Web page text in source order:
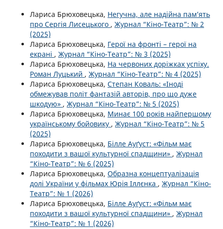
Лариса Брюховецька, Негучна, але надійна пам’ять
про Сергія Лисецького , Журнал “Кіно-Театр”: № 2
(2025)
Лариса Брюховецька, Герої на фронті – герої на
екрані , Журнал “Кіно-Театр”: № 3 (2025)
Лариса Брюховецька, На червоних доріжках успіху.
Роман Луцький , Журнал “Кіно-Театр”: № 4 (2025)
Лариса Брюховецька, Степан Коваль: «Іноді
обмежував політ фантазій авторів, про що дуже
шкодую» , Журнал “Кіно-Театр”: № 5 (2025)
Лариса Брюховецька, Минає 100 років найпершому
українському бойовику , Журнал “Кіно-Театр”: № 5
(2025)
Лариса Брюховецька, Білле Ауґуст: «Фільм має
походити з вашої культурної спадщини» , Журнал
“Кіно-Театр”: № 6 (2025)
Лариса Брюховецька, Образна концептуалізація
долі України у фільмах Юрія Іллєнка , Журнал “Кіно-
Театр”: № 1 (2026)
Лариса Брюховецька, Білле Ауґуст: «Фільм має
походити з вашої культурної спадщини» , Журнал
“Кіно-Театр”: № 1 (2026)